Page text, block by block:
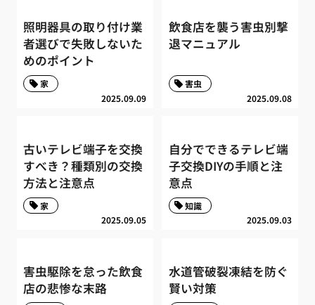
照明器具の取り付け業
者選びで失敗しないた
めのポイント
2025.09.09
家
飲食店を襲う害虫別撃
退マニュアル
2025.09.08
害虫
古いテレビ端子を交換
すべき？種類別の交換
方法と注意点
2025.09.05
家
自分でできるテレビ端
子交換DIYの手順と注
意点
2025.09.03
知識
害虫駆除を怠った飲食
店の悲惨な末路
水道管破裂凍結を防ぐ
賢い対策